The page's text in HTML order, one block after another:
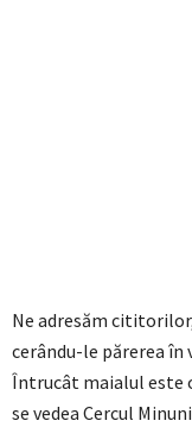
Ne adresăm
cerându-le părerea în
Întrucât maialul este
se vedea Cercul